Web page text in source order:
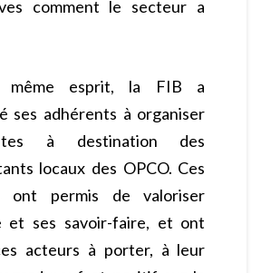
comment le secteur a
même esprit, la FIB a
ses adhérents à organiser
à destination des
locaux des OPCO. Ces
ont permis de valoriser
et ses savoir-faire, et ont
acteurs à porter, à leur